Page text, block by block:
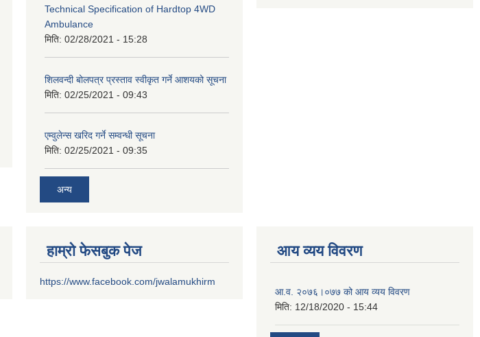
Technical Specification of Hardtop 4WD
Ambulance
मिति: 02/28/2021 - 15:28
शिलवन्दी बोलपत्र प्रस्ताव स्वीकृत गर्ने आशयको सूचना
मिति: 02/25/2021 - 09:43
एम्वुलेन्स खरिद गर्ने सम्वन्धी सूचना
मिति: 02/25/2021 - 09:35
अन्य
हाम्रो फेसबुक पेज
https://www.facebook.com/jwalamukhirm
आय व्यय विवरण
आ.व. २०७६।०७७ को आय व्यय विवरण
मिति: 12/18/2020 - 15:44